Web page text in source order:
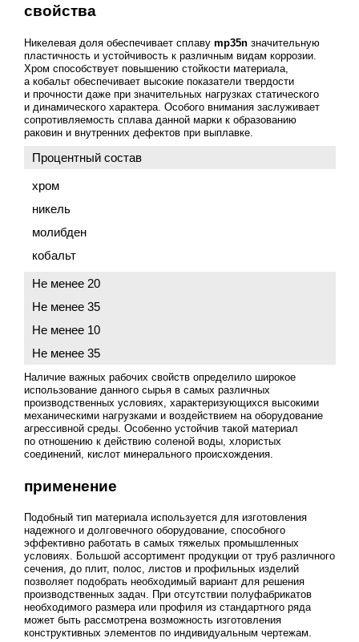
свойства
Никелевая доля обеспечивает сплаву mp35nзначительную
пластичность и устойчивость к различным видам коррозии.
Хром способствует повышению стойкости материала,
а кобальт обеспечивает высокие показатели твердости
и прочности даже при значительных нагрузках статического
и динамического характера. Особого внимания заслуживает
сопротивляемость сплава данной марки к образованию
раковин и внутренних дефектов при выплавке.
Процентный состав
хром
никель
молибден
кобальт
Не менее 20
Не менее 35
Не менее 10
Не менее 35
Наличие важных рабочих свойств определило широкое
использование данного сырья в самых различных
производственных условиях, характеризующихся высокими
механическими нагрузками и воздействием на оборудование
агрессивной среды. Особенно устойчив такой материал
по отношению к действию соленой воды, хлористых
соединений, кислот минерального происхождения.
применение
Подобный тип материала используется для изготовления
надежного и долговечного оборудование, способного
эффективно работать в самых тяжелых промышленных
условиях. Большой ассортимент продукции от труб различного
сечения, до плит, полос, листов и профильных изделий
позволяет подобрать необходимый вариант для решения
производственных задач. При отсутствии полуфабрикатов
необходимого размера или профиля из стандартного ряда
может быть рассмотрена возможность изготовления
конструктивных элементов по индивидуальным чертежам.